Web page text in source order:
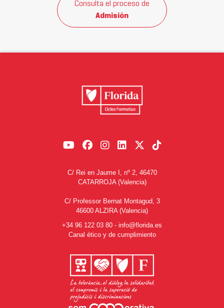
Consulta el proceso de
Admisión
C/ Rei en Jaume I, nº 2, 46470
CATARROJA (Valencia)
C/ Professor Bernat Montagud, 3
46600 ALZIRA (Valencia)
+34 96 122 03 80 - info@florida.es
Canal ético y de cumplimiento